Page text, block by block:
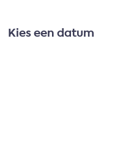
Kies een datum